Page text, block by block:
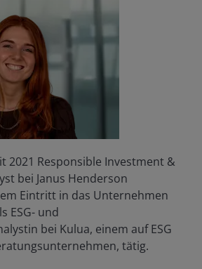
2021 Responsible Investment &
bei Janus Henderson
Eintritt in das Unternehmen
ESG- und
bei Kulua, einem auf ESG
tätig.